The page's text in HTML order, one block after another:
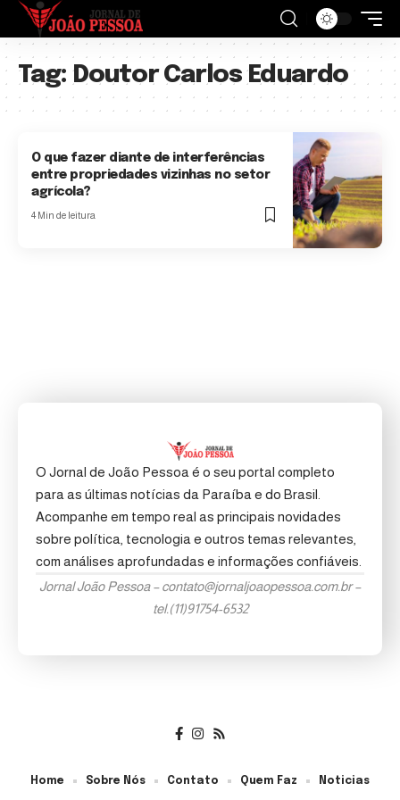
Tag: Doutor Carlos Eduardo
O que fazer diante de interferências
entre propriedades vizinhas no setor
agrícola?
4 Min de leitura
O Jornal de João Pessoa é o seu portal completo
para as últimas notícias da Paraíba e do Brasil.
Acompanhe em tempo real as principais novidades
sobre política, tecnologia e outros temas relevantes,
com análises aprofundadas e informações confiáveis.
Jornal João Pessoa –contato@jornaljoaopessoa.com.br–
tel.(11)91754-6532
Home Sobre Nós Contato Quem Faz Noticias